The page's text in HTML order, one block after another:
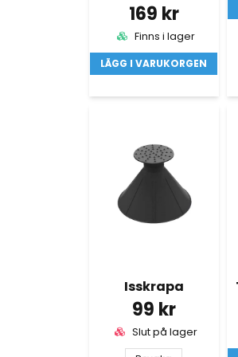
169 kr
Finns i lager
LÄGG I VARUKORGEN
Isskrapa
99 kr
Slut på lager